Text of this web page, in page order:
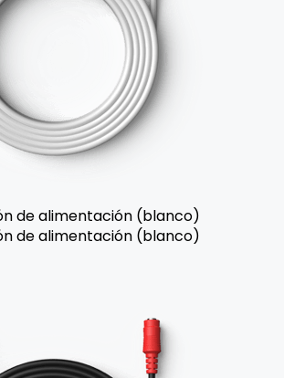
de alimentación (blanco)
de alimentación (blanco)